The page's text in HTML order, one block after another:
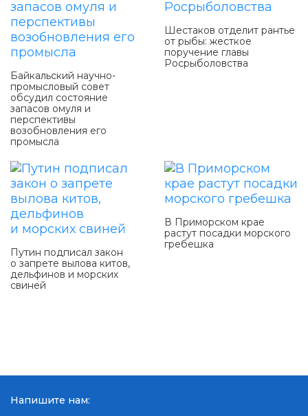
Байкальский научно-
промысловый совет
обсудил состояние
запасов омуля и
перспективы
возобновления его
промысла
Шестаков отделит рантье
от рыбы: жесткое
поручение главы
Росрыболовства
Путин подписал закон
о запрете вылова китов,
дельфинов и морских
свиней
В Приморском крае
растут посадки морского
гребешка
Напишите нам: